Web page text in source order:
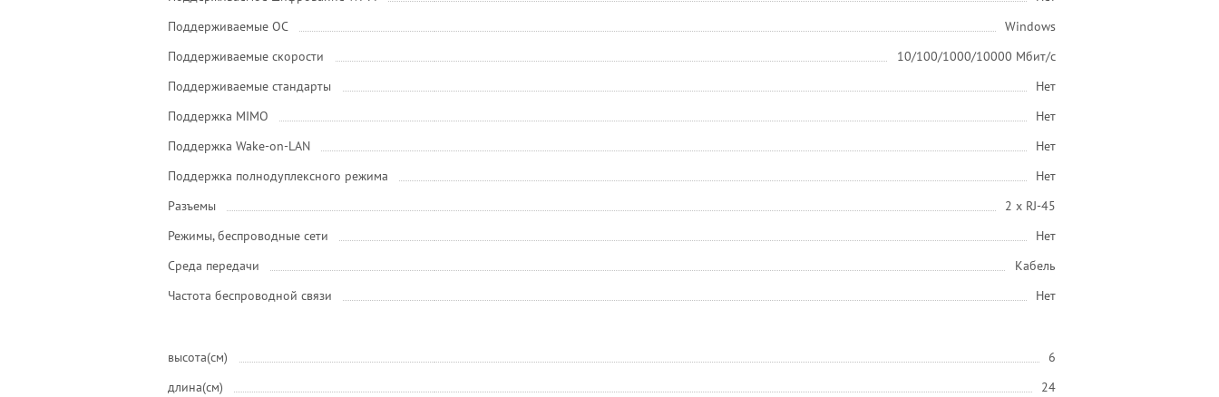
Поддерживаемые ОС
Windows
Поддерживаемые скорости
10/100/1000/10000 Мбит/с
Поддерживаемые стандарты
Нет
Поддержка MIMO
Нет
Поддержка Wake-on-LAN
Нет
Поддержка полнодуплексного режима
Нет
Разъемы
2 х RJ-45
Режимы, беспроводные сети
Нет
Среда передачи
Кабель
Частота беспроводной связи
Нет
высота(см)
6
длина(см)
24